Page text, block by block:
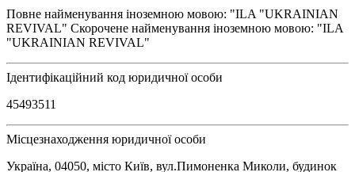
Повне найменування іноземною мовою: "ILA "UKRAINIAN
REVIVAL" Скорочене найменування іноземною мовою: "ILA
"UKRAINIAN REVIVAL"
Ідентифікаційний код юридичної особи
45493511
Місцезнаходження юридичної особи
Україна, 04050, місто Київ, вул.Пимоненка Миколи, будинок